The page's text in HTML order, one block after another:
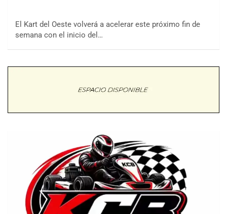
El Kart del Oeste volverá a acelerar este próximo fin de
semana con el inicio del…